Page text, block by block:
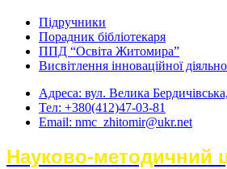
Підручники
Порадник бібліотекаря
ППД “Освіта Житомира”
Висвітлення інноваційної
Адреса: вул. Велика
Тел: +380(412)47-03-81
Email: nmc_zhitomir@ukr.net
Науково-методичний